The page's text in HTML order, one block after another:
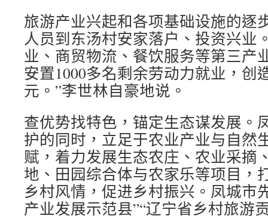
旅游产业兴起和各项基础设施的逐
人员到东汤村安家落户、投资兴业
业、商贸物流、餐饮服务等第三产
安置1000多名剩余劳动力就业，创
元。”李世林自豪地说。
查优势找特色，锚定生态谋发展。
护的同时，立足于农业产业与自然
赋，着力发展生态农庄、农业采摘
地、田园综合体与农家乐等项目，
乡村风情，促进乡村振兴。凤城市
产业发展示范县”“辽宁省乡村旅游